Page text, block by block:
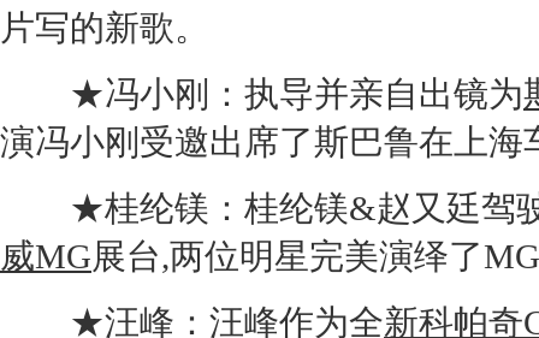
片写的新歌。
★冯小刚：执导并亲自出镜为
演冯小刚受邀出席了斯巴鲁在 上
★桂纶镁：桂纶镁&赵又廷驾
威MG展台,两位明星完美演绎了
★汪峰：汪峰作为全新科帕奇